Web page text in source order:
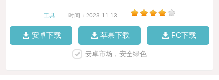
工具 时间：2023-11-13
安卓下载 苹果下载 PC下载
安卓市场，安全绿色